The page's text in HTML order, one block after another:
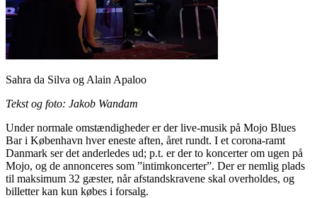
Sahra da Silva og Alain Apaloo
Tekst og foto: Jakob Wandam
Under normale omstændigheder er der live-musik på Mojo Blues
Bar i København hver eneste aften, året rundt. I et corona-ramt
Danmark ser det anderledes ud; p.t. er der to koncerter om ugen på
Mojo, og de annonceres som ”intimkoncerter”. Der er nemlig plads
til maksimum 32 gæster, når afstandskravene skal overholdes, og
billetter kan kun købes i forsalg.